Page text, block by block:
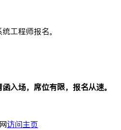
工程师报名。
入场，席位有限，报名从速。
访问主页